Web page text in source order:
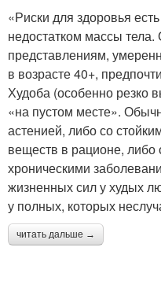
«Риски для здоровья
недостатком массы
представлениям,
в возрасте 40+,
Худоба (особенно резко
«на пустом месте».
астенией, либо со
веществ в рационе,
хроническими
жизненных сил у худых
у полных, которых
читать дальше →